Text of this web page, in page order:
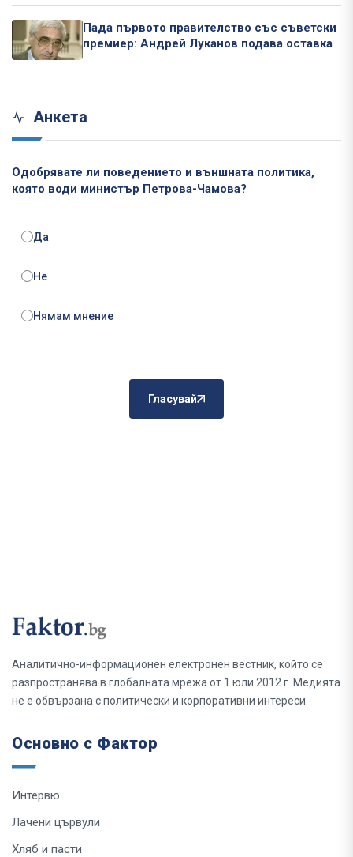
Пада първото правителство със съветски
премиер: Андрей Луканов подава оставка
Анкета
Одобрявате ли поведението и външната политика,
която води министър Петрова-Чамова?
Да
Не
Нямам мнение
Гласувай
Аналитично-информационен електронен вестник, който се
разпространява в глобалната мрежа от 1 юли 2012 г. Медията
не е обвързана с политически и корпоративни интереси.
Основно с Фактор
Интервю
Лачени цървули
Хляб и пасти